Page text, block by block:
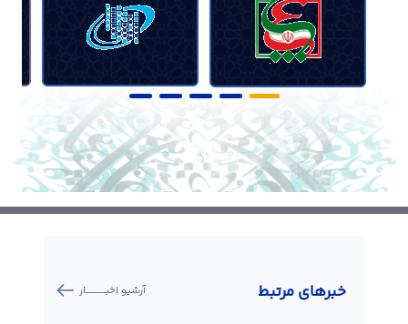
خبر‌های مرتبط آرشیو اخبـــــــــــار